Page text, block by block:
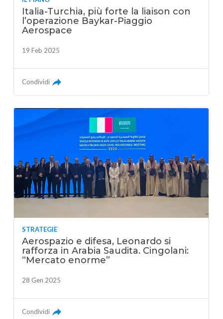
Italia-Turchia, più forte la liaison con
l’operazione Baykar-Piaggio
Aerospace
19 Feb 2025
Condividi
STRATEGIE
Aerospazio e difesa, Leonardo si
rafforza in Arabia Saudita. Cingolani:
“Mercato enorme”
28 Gen 2025
Condividi